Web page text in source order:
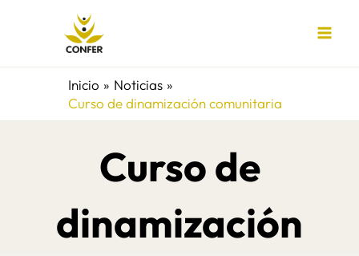
Inicio
Noticias
Curso de dinamización comunitaria
Curso de
dinamización